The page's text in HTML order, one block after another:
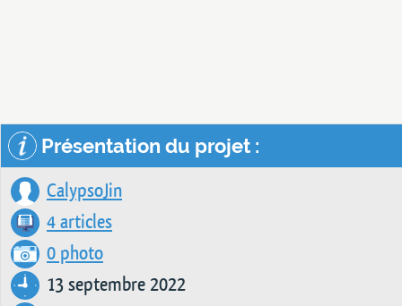
Présentation du projet :
CalypsoJin
4 articles
0 photo
13 septembre 2022